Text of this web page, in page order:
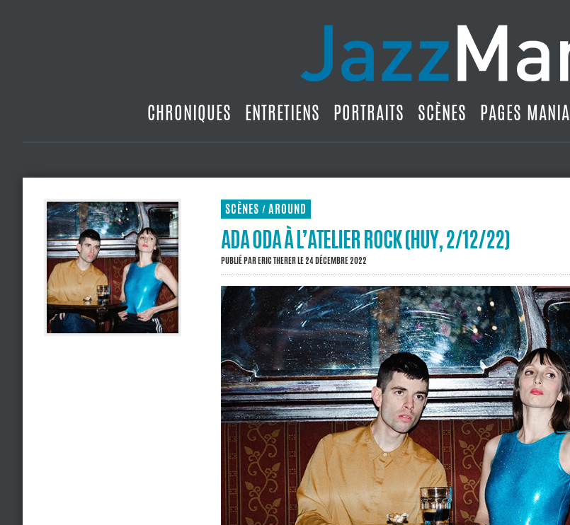
CHRONIQUES ENTRETIENS PORTRAITS SCÈNES PAGES MANIA
SCÈNES / AROUND
ADA ODA À L’ATELIER ROCK (HUY, 2/12/22)
PUBLIÉ PARERIC THERERLE 24 DÉCEMBRE 2022